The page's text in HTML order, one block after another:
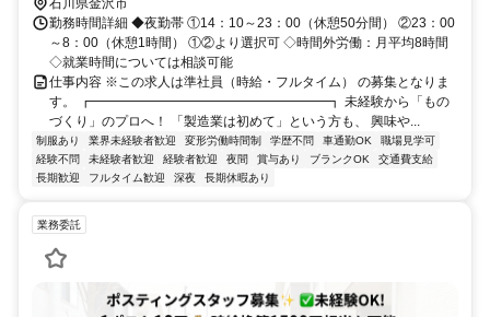
石川県金沢市
勤務時間詳細 ◆夜勤帯 ①14：10～23：00（休憩50分間） ②23：00
～8：00（休憩1時間） ①②より選択可 ◇時間外労働：月平均8時間
◇就業時間については相談可能
仕事内容 ※この求人は準社員（時給・フルタイム） の募集となりま
す。 ┏━━━━━━━━━━━━━━━━━━┓ 未経験から「もの
づくり」のプロへ！ 「製造業は初めて」という方も、 興味や...
制服あり 業界未経験者歓迎 変形労働時間制 学歴不問 車通勤OK
職場見学可
経験不問
未経験者歓迎 経験者歓迎 夜間 賞与あり ブランクOK
交通費支給
長期歓迎
フルタイム歓迎 深夜 長期休暇あり
業務委託